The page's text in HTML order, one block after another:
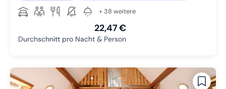
+ 38 weitere
22,47 €
Durchschnitt pro Nacht & Person